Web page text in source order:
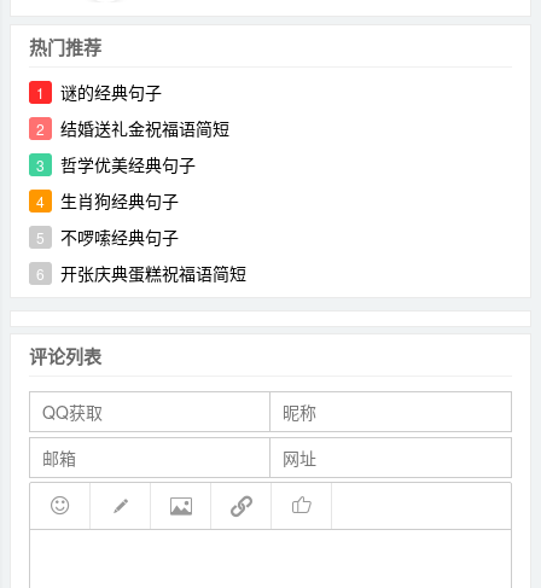
热门推荐
1 谜的经典句子
2 结婚送礼金祝福语简短
3 哲学优美经典句子
4 生肖狗经典句子
5 不啰嗦经典句子
6 开张庆典蛋糕祝福语简短
评论列表